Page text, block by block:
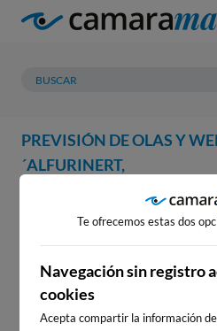
PREVISIÓN DE OLAS Y
´ALFURINERT,
PREVISIÓN
WEBCAM
´ALFURINERT,
Te ofrecemos estas dos
Navegación sin registro
cookies
Acepta compartir la información